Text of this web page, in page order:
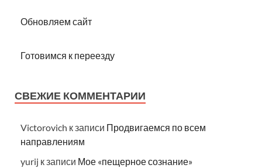
Обновляем сайт
Готовимся к переезду
СВЕЖИЕ КОММЕНТАРИИ
Victorovich к записи Продвигаемся по всем
направлениям
yurij к записи Мое «пещерное сознание»